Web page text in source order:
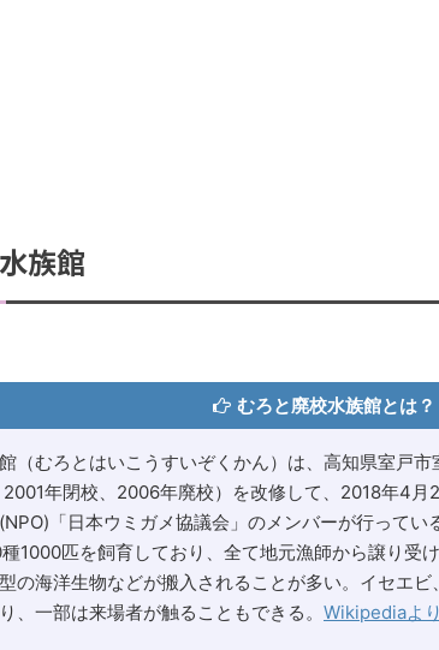
族館
むろと廃校水族館とは？
（むろとはいこうすいぞくかん）は、高知県室戸
2001年閉校、2006年廃校）を改修して、2018年4
「日本ウミガメ協議会」のメンバーが行っている
1000匹を飼育しており、全て地元漁師から譲り受
の海洋生物などが搬入されることが多い。イセエ
、一部は来場者が触ることもできる。 Wikipediaよ